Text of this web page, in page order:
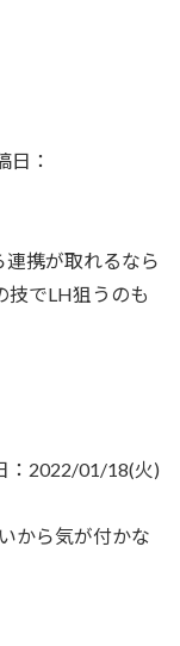
日：
携が取れるなら
技でLH狙うのも
：2022/01/18(火)
から気が付かな